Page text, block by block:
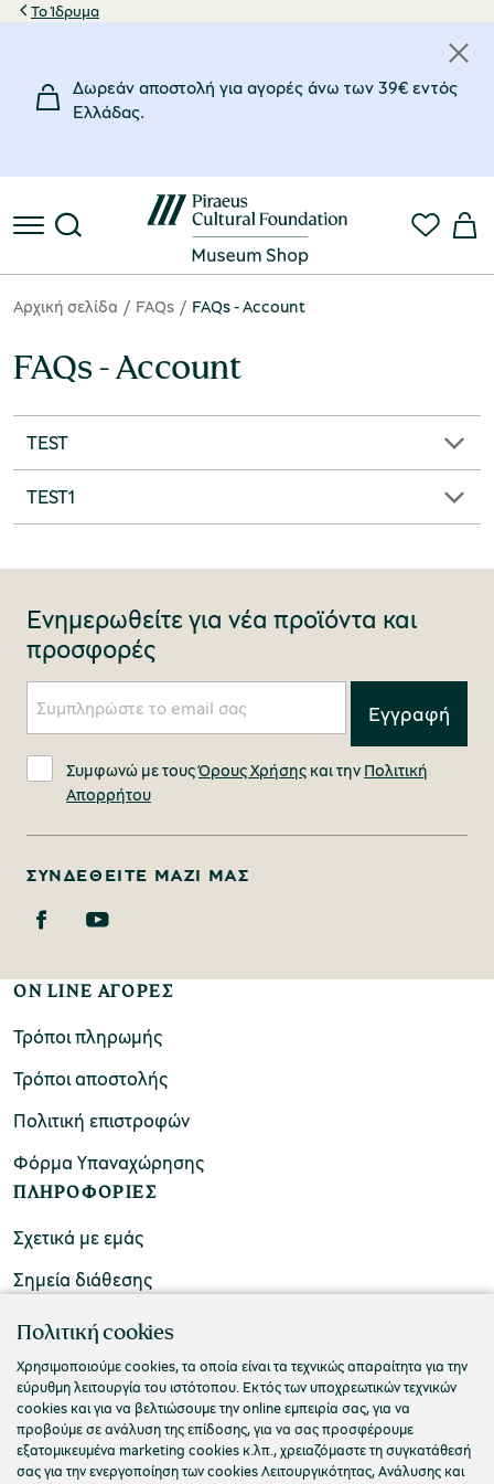
Το Ίδρυμα
Δωρεάν αποστολή για αγορές άνω των 39€ εντός
Eλλάδας.
Αρχική σελίδα FAQs FAQs - Αccount
FAQs - Αccount
TEST
TEST1
Ενημερωθείτε για νέα προϊόντα και
προσφορές
Συμφωνώ με τουςΌρους Χρήσης και την Πολιτική
Απορρήτου
ΣΥΝΔΕΘΕΊΤΕ ΜΑΖΊ ΜΑΣ
ON LINE ΑΓΟΡΕΣ
Τρόποι πληρωμής
Τρόποι αποστολής
Πολιτική επιστροφών
Φόρμα Υπαναχώρησης
ΠΛΗΡΟΦΟΡΙΕΣ
Σχετικά με εμάς
Σημεία διάθεσης
Συχνές ερωτήσεις
Επικοινωνήστε μαζί μας
Πολιτική cookies
Χρησιμοποιούμε cookies, τα οποία είναι τα τεχνικώς απαραίτητα για την
εύρυθμη λειτουργία του ιστότοπου. Εκτός των υποχρεωτικών τεχνικών
cookies και για να βελτιώσουμε την online εμπειρία σας, για να
προβούμε σε ανάλυση της επίδοσης, για να σας προσφέρουμε
εξατομικευμένα marketing cookies κ.λπ., χρειαζόμαστε τη συγκατάθεσή
σας για την ενεργοποίηση των cookies Λειτουργικότητας, Ανάλυσης και